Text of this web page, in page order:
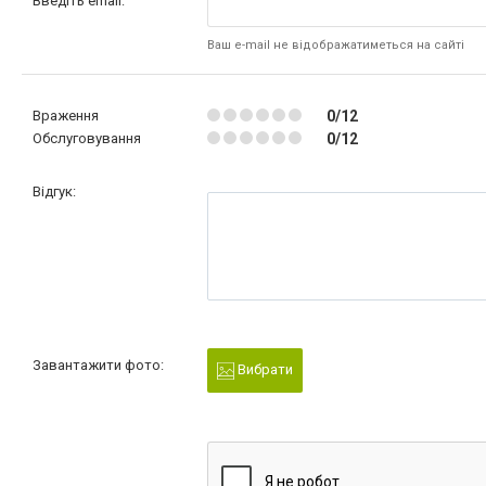
Ваш e-mail не відображатиметься на сайті
Враження 0/12
Обслуговування 0/12
Відгук:
Завантажити фото: Вибрати